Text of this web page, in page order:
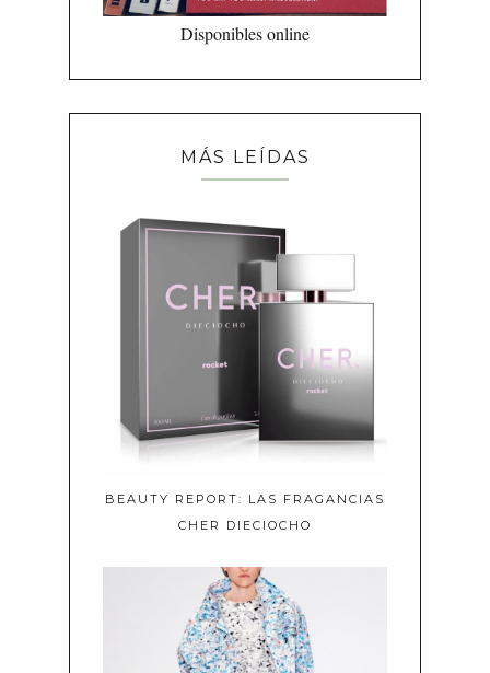
Disponibles online
MÁS LEÍDAS
BEAUTY REPORT: LAS FRAGANCIAS
CHER DIECIOCHO